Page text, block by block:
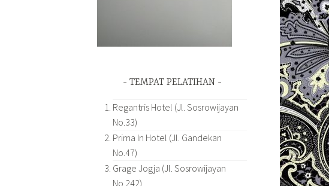
TEMPAT PELATIHAN
Regantris Hotel (Jl. Sosrowijayan
No.33)
Prima In Hotel (Jl. Gandekan
No.47)
Grage Jogja (Jl. Sosrowijayan
No.242)